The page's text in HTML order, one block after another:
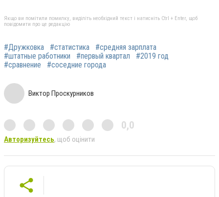
Якщо ви помітили помилку, виділіть необхідний текст і натисніть Ctrl + Enter, щоб
повідомити про це редакцію
#Дружковка #статистика
#средняя зарплата
#штатные работники
#первый квартал
#2019 год
#сравнение
#соседние города
Виктор Проскурников
0,0
Авторизуйтесь, щоб оцінити